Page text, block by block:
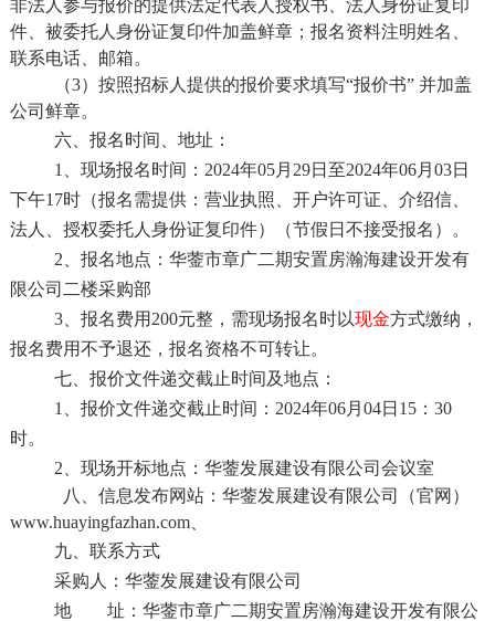
非法人参与报价的提供法定代表人授权书、法人身份证复印
件、被委托人身份证复印件加盖鲜章；报名资料注明姓名、
联系电话、邮箱。
（3）按照招标人提供的报价要求填写“报价书” 并加盖
公司鲜章。
六、报名时间、地址：
1、现场报名时间：2024年05月29日至2024年06月03日
下午17时（报名需提供：营业执照、开户许可证、介绍信、
法人、授权委托人身份证复印件）（节假日不接受报名）。
2、报名地点：华蓥市章广二期安置房瀚海建设开发有
限公司二楼采购部
3、报名费用200元整，需现场报名时以现金方式缴纳，
报名费用不予退还，报名资格不可转让。
七、报价文件递交截止时间及地点：
1、报价文件递交截止时间：2024年06月04日15：30
时。
2、现场开标地点：华蓥发展建设有限公司会议室
八、信息发布网站：华蓥发展建设有限公司（官网）
www.huayingfazhan.com、
九、联系方式
采购人：华蓥发展建设有限公司
地 址：华蓥市章广二期安置房瀚海建设开发有限公